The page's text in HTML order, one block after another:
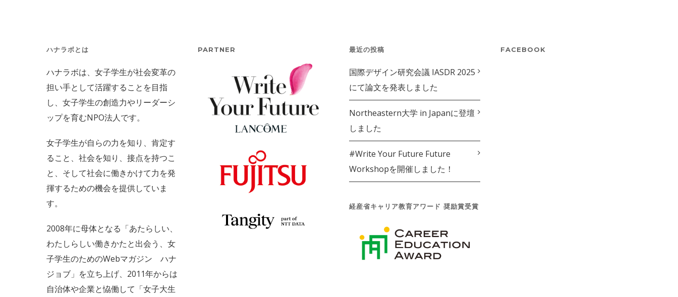
ハナラボとは
ハナラボは、女子学生が社会変革の
担い手として活躍することを目指
し、女子学生の創造力やリーダーシ
ップを育むNPO法人です。
女子学生が自らの力を知り、肯定す
ること、社会を知り、接点を持つこ
と、そして社会に働きかけて力を発
揮するための機会を提供していま
す。
2008年に母体となる「あたらしい、
わたしらしい働きかたと出会う、女
子学生のためのWebマガジン ハナ
ジョブ」を立ち上げ、2011年からは
自治体や企業と恊働して「女子大生
PARTNER 最近の投稿
国際デザイン研究会議 IASDR 2025
にて論文を発表しました
Northeastern大学 in Japanに登壇
しました
#Write Your Future Future
Workshopを開催しました！
経産省キャリア教育アワード 奨励賞受賞
FACEBOOK